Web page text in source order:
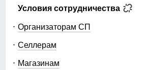
Условия сотрудничества
Организаторам СП
Селлерам
Магазинам